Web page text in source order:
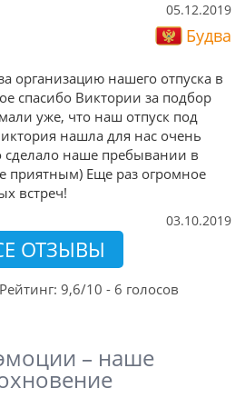
05.12.2019
Будва
организацию нашего отпуска в
спасибо Виктории за подбор
уже, что наш отпуск под
нашла для нас очень
сделало наше пребывании в
приятным) Еще раз огромное
встреч!
03.10.2019
ОТЗЫВЫ
Рейтинг: 9,6/10 - 6 голосов
– наше